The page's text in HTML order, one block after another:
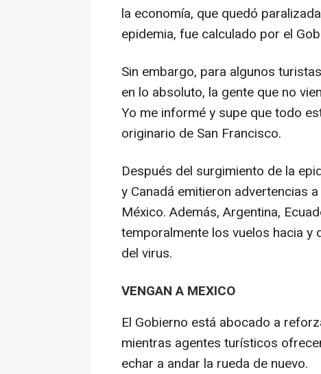
la economía, que quedó
epidemia, fue calculado por el
Sin embargo, para algunos
en lo absoluto, la gente que no
Yo me informé y supe que todo
originario de San Francisco.
Después del surgimiento de la
y Canadá emitieron advertencias
México. Además, Argentina,
temporalmente los vuelos hacia
del virus.
VENGAN A MEXICO
El Gobierno está abocado a
mientras agentes turísticos
echar a andar la rueda de nuevo.